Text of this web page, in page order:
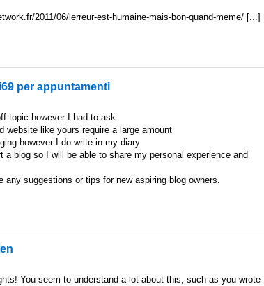
2011/06/lerreur-est-humaine-mais-bon-quand-meme/ [...]
per appuntamenti
topic however I had to ask.
website like yours require a large amount
however I do write in my diary
a blog so I will be able to share my personal experience and
any suggestions or tips for new aspiring blog owners.
You seem to understand a lot about this, such as you wrote